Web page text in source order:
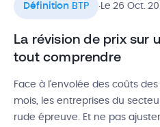
Définition BTP Le 26 Oct.
La révision de prix sur
tout comprendre
Face à l’envolée des coûts
mois, les entreprises du
rude épreuve. Et ne pas